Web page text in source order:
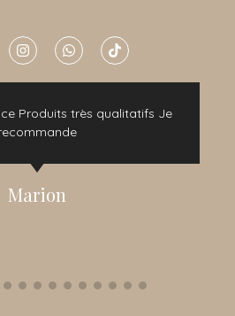
Produits très qualitatifs Je
Marion